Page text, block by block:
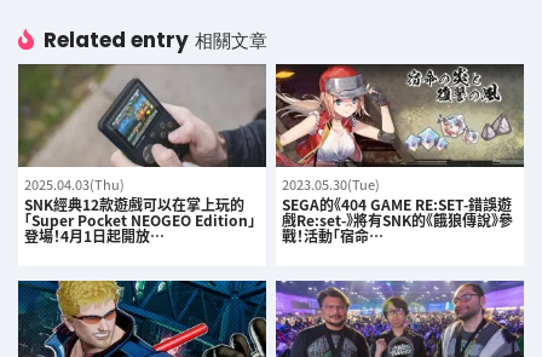
Related entry 相關文章
2025.04.03(Thu)
SNK經典12款遊戲可以在掌上玩的
「Super Pocket NEOGEO Edition」
登場！4月1日起開放…
2023.05.30(Tue)
SEGA的《404 GAME RE:SET-錯誤遊
戲Re:set-》將有SNK的《餓狼傳說》參
戰！活動「宿命…